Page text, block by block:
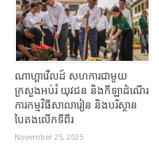
ណាហ្គាវើលដ៍ សហការជាមួយ
ក្រសួងអប់រំ យុវជន និងកីឡាដំណើរ
ការកម្មវិធីសាលារៀន និងបរិស្ថាន
បៃតងលើកទីពីរ
November 25, 2025